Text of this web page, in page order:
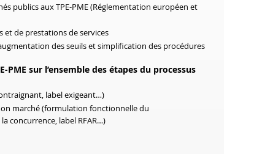
publics aux TPE-PME (Réglementation européen et
de prestations de services
des seuils et simplification des procédures
PME sur l’ensemble des étapes du processus
label exigeant…)
marché (formulation fonctionnelle du
concurrence, label RFAR…)